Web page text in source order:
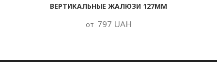
ВЕРТИКАЛЬНЫЕ ЖАЛЮЗИ 127ММ
от 797 UAH